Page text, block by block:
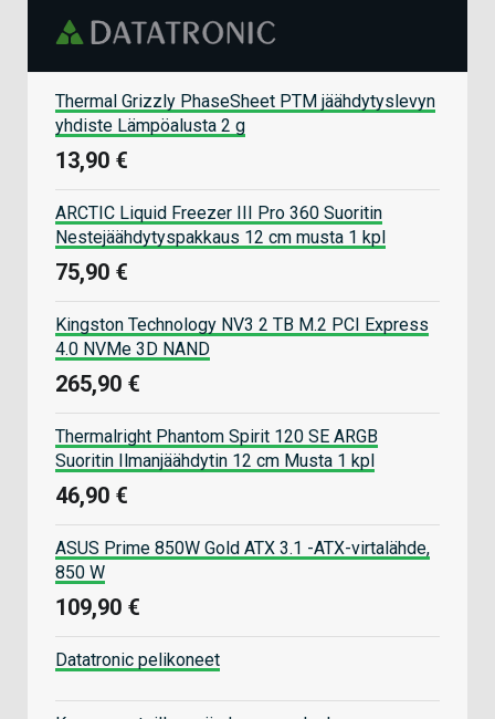
Thermal Grizzly PhaseSheet PTM jäähdytyslevyn
yhdiste Lämpöalusta 2 g
13,90 €
ARCTIC Liquid Freezer III Pro 360 Suoritin
Nestejäähdytyspakkaus 12 cm musta 1 kpl
75,90 €
Kingston Technology NV3 2 TB M.2 PCI Express
4.0 NVMe 3D NAND
265,90 €
Thermalright Phantom Spirit 120 SE ARGB
Suoritin Ilmanjäähdytin 12 cm Musta 1 kpl
46,90 €
ASUS Prime 850W Gold ATX 3.1 -ATX-virtalähde,
850 W
109,90 €
Datatronic pelikoneet